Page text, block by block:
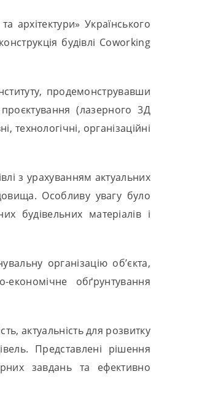
архітектури» Українського
будівлі Coworking
продемонструвавши
проєктування (лазерного 3Д
організаційні
з урахуванням актуальних
Особливу увагу було
будівельних матеріалів і
організацію об’єкта,
економічне обґрунтування
актуальність для розвитку
Представлені рішення
завдань та ефективно